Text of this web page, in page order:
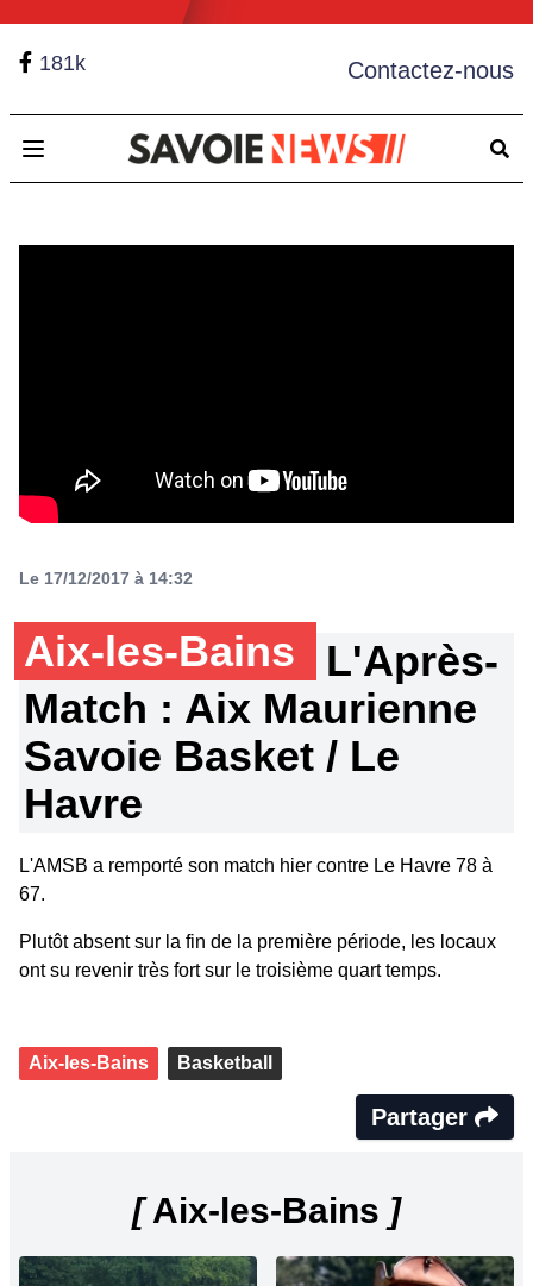
181k Contactez-nous
Open main menu
Le 17/12/2017 à 14:32
Aix-les-Bains
L'Après-
Match : Aix Maurienne
Savoie Basket / Le
Havre
L'AMSB a remporté son match hier contre Le Havre 78 à
67.
Plutôt absent sur la fin de la première période, les locaux
ont su revenir très fort sur le troisième quart temps.
Aix-les-Bains Basketball
Partager
[Aix-les-Bains ]